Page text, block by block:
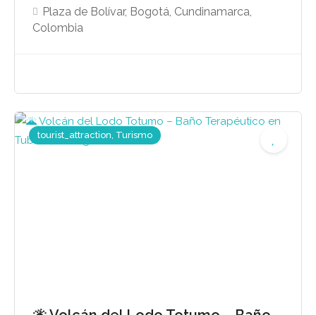
Plaza de Bolívar, Bogotá, Cundinamarca,
Colombia
tourist_attraction, Turismo